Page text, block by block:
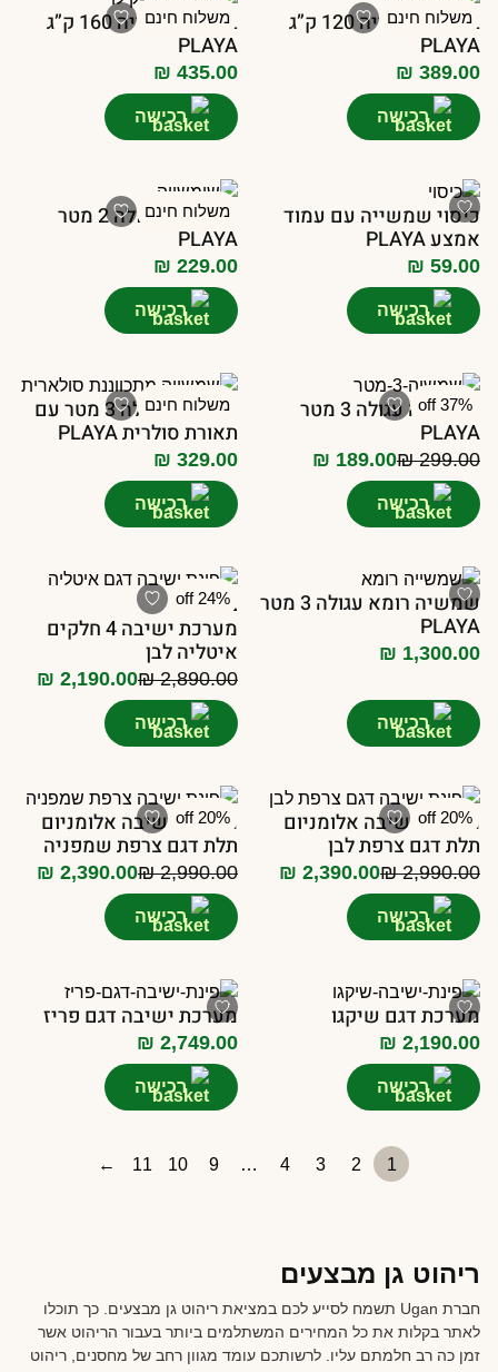
משלוח חינם בסיס שמשייה 120 ק”ג
PLAYA
₪ 389.00
רכישה
משלוח חינם בסיס שמשייה 160 ק”ג
PLAYA
₪ 435.00
רכישה
כיסוי שמשייה עם עמוד
אמצע PLAYA
₪ 59.00
רכישה
משלוח חינם שמשייה עגולה 2 מטר
PLAYA
₪ 229.00
רכישה
37% off שמשייה עגולה 3 מטר
PLAYA
₪299.00
המחיר
המקורי
היה:
₪ 189.00
המחיר
הנוכחי
הוא:
רכישה
משלוח חינם שמשיה עגולה 3 מטר עם
תאורת סולרית PLAYA
₪ 329.00
רכישה
שמשיה רומא עגולה 3 מטר
PLAYA
₪ 1,300.00
רכישה
24% off
מערכת ישיבה 4 חלקים
איטליה לבן
₪2,890.00
המחיר
המקורי
היה:
₪ 2,190.00
המחיר
הנוכחי
הוא:
רכישה
20% off
מערכת ישיבה אלומניום
תלת דגם צרפת לבן
₪2,990.00
המחיר
המקורי
היה:
₪ 2,390.00
המחיר
הנוכחי
הוא:
רכישה
20% off
מערכת ישיבה אלומניום
תלת דגם צרפת שמפניה
₪2,990.00
המחיר
המקורי
היה:
₪ 2,390.00
המחיר
הנוכחי
הוא:
רכישה
מערכת דגם שיקגו
₪ 2,190.00
רכישה
מערכת ישיבה דגם פריז
₪ 2,749.00
רכישה
1
2
3
4
…
9
10
11
←
ריהוט גן מבצעים
חברת Ugan תשמח לסייע לכם במציאת ריהוט גן מבצעים. כך תוכלו
לאתר בקלות את כל המחירים המשתלמים ביותר בעבור הריהוט אשר
זמן כה רב חלמתם עליו. לרשותכם עומד מגוון רחב של מחסנים, ריהוט